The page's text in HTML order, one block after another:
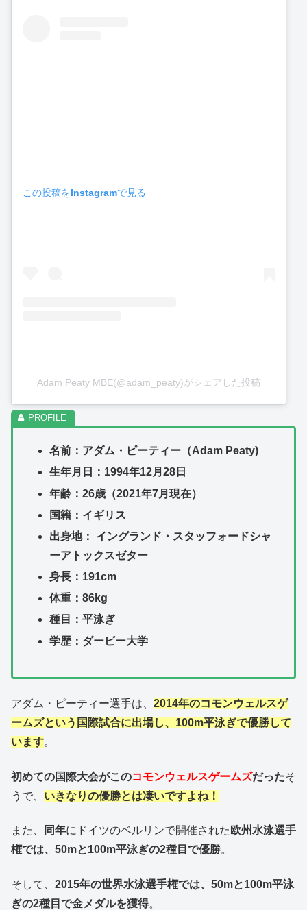
この投稿をInstagramで見る
Adam Peaty MBE(@adam_peaty)がシェアした投稿
名前：アダム・ピーティー（Adam Peaty)
生年月日：1994年12月28日
年齢：26歳（2021年7月現在）
国籍：イギリス
出身地： イングランド・スタッフォードシャ
ーアトックスゼター
身長：191cm
体重：86kg
種目：平泳ぎ
学歴：ダービー大学
アダム・ピーティー選手は、 2014年のコモンウェルスゲ
ームズという国際試合に出場し、100m平泳ぎで優勝して
います。
初めての国際大会がこのコモンウェルスゲームズだったそ
うで、 いきなりの優勝とは凄いですよね！
また、 同年にドイツのベルリンで開催された 欧州水泳選手
権では、50mと100m平泳ぎの2種目で優勝。
そして、 2015年の世界水泳選手権では、50mと100m平泳
ぎの2種目で金メダルを獲得。